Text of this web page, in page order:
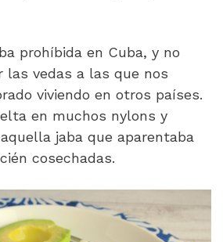
prohíbida en Cuba, y no
las vedas a las que nos
viviendo en otros países.
en muchos nylons y
jaba que aparentaba
cosechadas.